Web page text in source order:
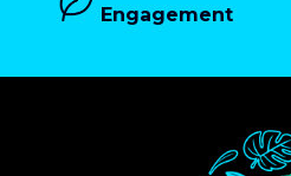
Engagement